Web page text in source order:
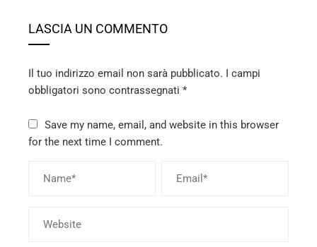
LASCIA UN COMMENTO
Il tuo indirizzo email non sarà pubblicato. I campi
obbligatori sono contrassegnati *
Save my name, email, and website in this browser
for the next time I comment.